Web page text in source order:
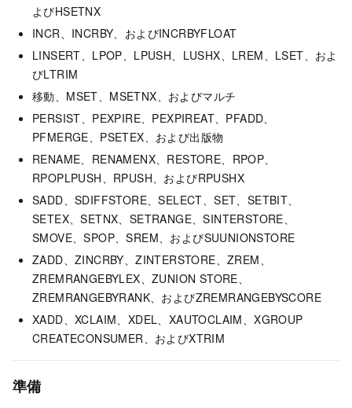
よびHSETNX
INCR、INCRBY、およびINCRBYFLOAT
LINSERT、LPOP、LPUSH、LUSHX、LREM、LSET、およ
びLTRIM
移動、MSET、MSETNX、およびマルチ
PERSIST、PEXPIRE、PEXPIREAT、PFADD、
PFMERGE、PSETEX、および出版物
RENAME、RENAMENX、RESTORE、RPOP、
RPOPLPUSH、RPUSH、およびRPUSHX
SADD、SDIFFSTORE、SELECT、SET、SETBIT、
SETEX、SETNX、SETRANGE、SINTERSTORE、
SMOVE、SPOP、SREM、およびSUUNIONSTORE
ZADD、ZINCRBY、ZINTERSTORE、ZREM、
ZREMRANGEBYLEX、ZUNION STORE、
ZREMRANGEBYRANK、およびZREMRANGEBYSCORE
XADD、XCLAIM、XDEL、XAUTOCLAIM、XGROUP
CREATECONSUMER、およびXTRIM
準備